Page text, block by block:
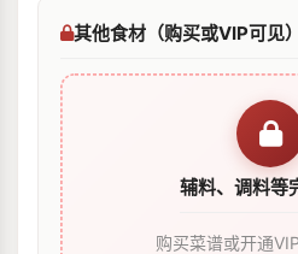
其他食材（购买或VIP可见）
辅料、调料等
购买菜谱或开通